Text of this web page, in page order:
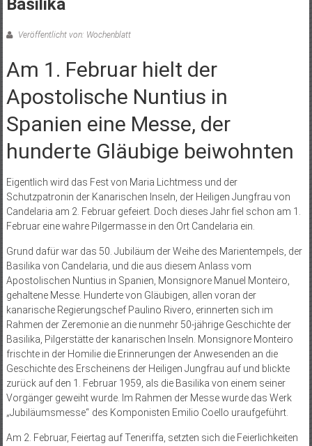
Basilika
Veröffentlicht von: Wochenblatt
Am 1. Februar hielt der
Apostolische Nuntius in
Spanien eine Messe, der
hunderte Gläubige beiwohnten
Eigentlich wird das Fest von Maria Lichtmess und der
Schutzpatronin der Kanarischen Inseln, der Heiligen Jungfrau von
Candelaria am 2. Februar gefeiert. Doch dieses Jahr fiel schon am 1.
Februar eine wahre Pilgermasse in den Ort Candelaria ein.
Grund dafür war das 50. Jubiläum der Weihe des Marientempels, der
Basilika von Candelaria, und die aus diesem Anlass vom
Apostolischen Nuntius in Spanien, Monsignore Manuel Monteiro,
gehaltene Messe. Hunderte von Gläubigen, allen voran der
kanarische Regierungschef Paulino Rivero, erinnerten sich im
Rahmen der Zeremonie an die nunmehr 50-jährige Geschichte der
Basilika, Pilgerstätte der kanarischen Inseln. Monsignore Monteiro
frischte in der Homilie die Erinnerungen der Anwesenden an die
Geschichte des Erscheinens der Heiligen Jungfrau auf und blickte
zurück auf den 1. Februar 1959, als die Basilika von einem seiner
Vorgänger geweiht wurde. Im Rahmen der Messe wurde das Werk
„Jubiläumsmesse“ des Komponis­ten Emilio Coello uraufgeführt.
Am 2. Februar, Feiertag auf Teneriffa, setzten sich die Feierlichkeiten